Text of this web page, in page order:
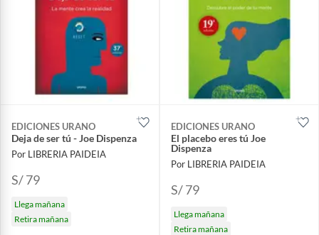
EDICIONES URANO
Deja de ser tú - Joe Dispenza
Por LIBRERIA PAIDEIA
S/ 79
Llega mañana
Retira mañana
EDICIONES URANO
El placebo eres tú Joe
Dispenza
Por LIBRERIA PAIDEIA
S/ 79
Llega mañana
Retira mañana